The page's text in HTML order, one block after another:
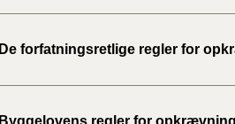
De forfatningsretlige regler for
Byggelovens regler for